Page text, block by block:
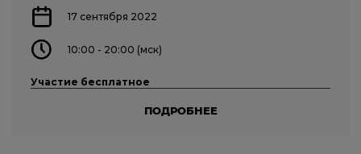
17 сентября 2022
10:00 - 20:00 (мск)
Участие бесплатное
ПОДРОБНЕЕ